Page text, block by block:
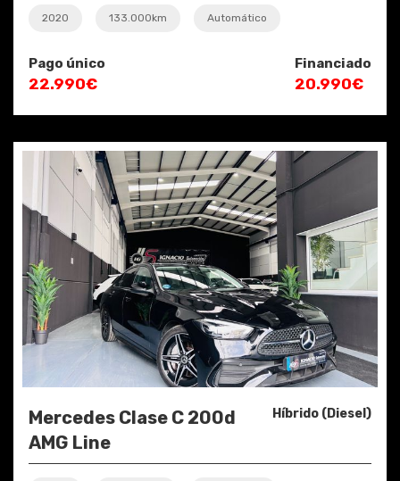
2020 133.000km Automático
Pago único
22.990€
Financiado
20.990€
Mercedes Clase C 200d
AMG Line
Híbrido (Diesel)